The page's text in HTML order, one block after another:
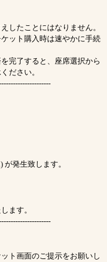
したことにはなりません。
ット購入時は速やかに手続
完了すると、座席選択から
ださい。
発生致します。
ます。
ト画面のご提示をお願いし